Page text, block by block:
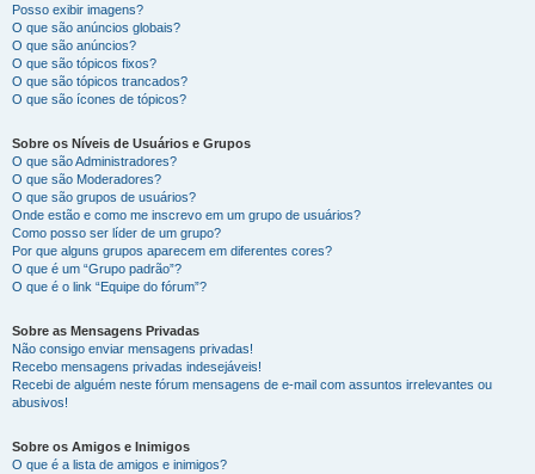
Posso exibir imagens?
O que são anúncios globais?
O que são anúncios?
O que são tópicos fixos?
O que são tópicos trancados?
O que são ícones de tópicos?
Sobre os Níveis de Usuários e Grupos
O que são Administradores?
O que são Moderadores?
O que são grupos de usuários?
Onde estão e como me inscrevo em um grupo de usuários?
Como posso ser líder de um grupo?
Por que alguns grupos aparecem em diferentes cores?
O que é um “Grupo padrão”?
O que é o link “Equipe do fórum”?
Sobre as Mensagens Privadas
Não consigo enviar mensagens privadas!
Recebo mensagens privadas indesejáveis!
Recebi de alguém neste fórum mensagens de e-mail com assuntos irrelevantes ou
abusivos!
Sobre os Amigos e Inimigos
O que é a lista de amigos e inimigos?